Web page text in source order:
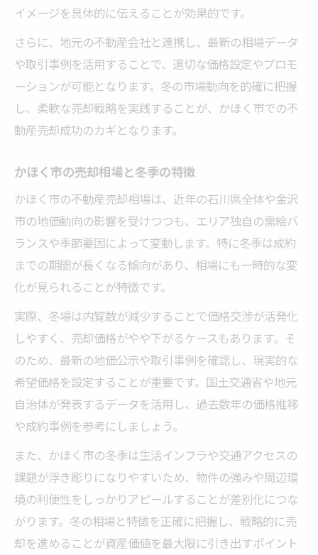
イメージを具体的に伝えることが効果的です。
さらに、地元の不動産会社と連携し、最新の相場データ
や取引事例を活用することで、適切な価格設定やプロモ
ーションが可能となります。冬の市場動向を的確に把握
し、柔軟な売却戦略を実践することが、かほく市での不
動産売却成功のカギとなります。
かほく市の売却相場と冬季の特徴
かほく市の不動産売却相場は、近年の石川県全体や金沢
市の地価動向の影響を受けつつも、エリア独自の需給バ
ランスや季節要因によって変動します。特に冬季は成約
までの期間が長くなる傾向があり、相場にも一時的な変
化が見られることが特徴です。
実際、冬場は内覧数が減少することで価格交渉が活発化
しやすく、売却価格がやや下がるケースもあります。そ
のため、最新の地価公示や取引事例を確認し、現実的な
希望価格を設定することが重要です。国土交通省や地元
自治体が発表するデータを活用し、過去数年の価格推移
や成約事例を参考にしましょう。
また、かほく市の冬季は生活インフラや交通アクセスの
課題が浮き彫りになりやすいため、物件の強みや周辺環
境の利便性をしっかりアピールすることが差別化につな
がります。冬の相場と特徴を正確に把握し、戦略的に売
却を進めることが資産価値を最大限に引き出すポイント